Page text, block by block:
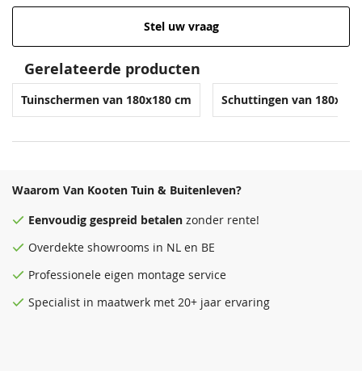
Stel uw vraag
Gerelateerde producten
Tuinschermen van 180x180 cm Schuttingen van
Waarom Van Kooten Tuin & Buitenleven?
Eenvoudig gespreid betalen zonder rente!
Overdekte showrooms in NL en BE
Professionele eigen montage service
Specialist in maatwerk met 20+ jaar ervaring